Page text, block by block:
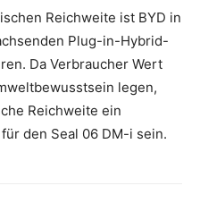
Reichweite ist BYD in
Plug-in-Hybrid-
Da Verbraucher Wert
legen,
Reichweite ein
den Seal 06 DM-i sein.